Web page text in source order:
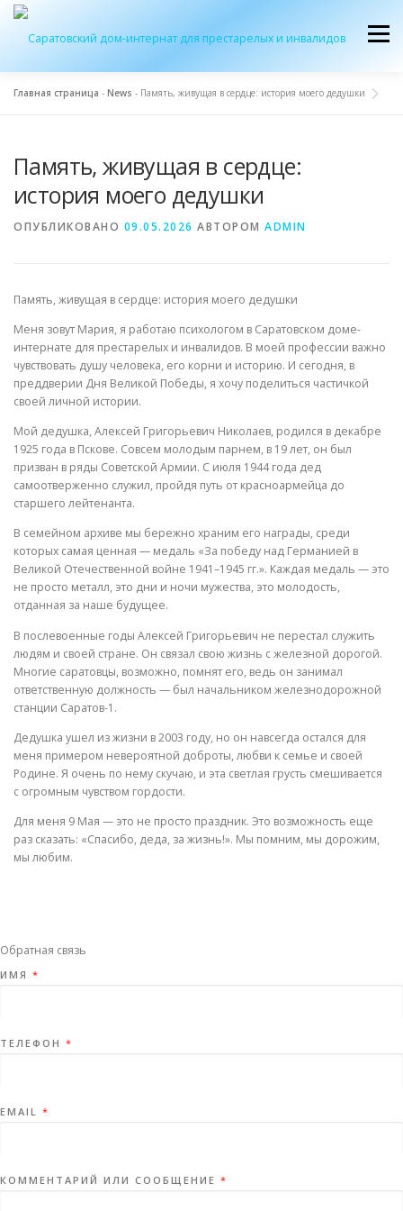
Перейти
содержимому
Меню
ЖУРНАЛ “ДОМ” КОНТАКТЫ
Главная страница - News - Память, живущая в сердце: история моего дедушки
Память, живущая в сердце:
история моего дедушки
ОПУБЛИКОВАНО 09.05.2026 АВТОРОМ ADMIN
Память, живущая в сердце: история моего дедушки
Меня зовут Мария, я работаю психологом в Саратовском доме-
интернате для престарелых и инвалидов. В моей профессии важно
чувствовать душу человека, его корни и историю. И сегодня, в
преддверии Дня Великой Победы, я хочу поделиться частичкой
своей личной истории.
Мой дедушка, Алексей Григорьевич Николаев, родился в декабре
1925 года в Пскове. Совсем молодым парнем, в 19 лет, он был
призван в ряды Советской Армии. С июля 1944 года дед
самоотверженно служил, пройдя путь от красноармейца до
старшего лейтенанта.
В семейном архиве мы бережно храним его награды, среди
которых самая ценная — медаль «За победу над Германией в
Великой Отечественной войне 1941–1945 гг.». Каждая медаль — это
не просто металл, это дни и ночи мужества, это молодость,
отданная за наше будущее.
В послевоенные годы Алексей Григорьевич не перестал служить
людям и своей стране. Он связал свою жизнь с железной дорогой.
Многие саратовцы, возможно, помнят его, ведь он занимал
ответственную должность — был начальником железнодорожной
станции Саратов-1.
Дедушка ушел из жизни в 2003 году, но он навсегда остался для
меня примером невероятной доброты, любви к семье и своей
Родине. Я очень по нему скучаю, и эта светлая грусть смешивается
с огромным чувством гордости.
Для меня 9 Мая — это не просто праздник. Это возможность еще
раз сказать: «Спасибо, деда, за жизнь!». Мы помним, мы дорожим,
мы любим.
Обратная связь
ИМЯ *
ТЕЛЕФОН *
EMAIL *
КОММЕНТАРИЙ ИЛИ СООБЩЕНИЕ *